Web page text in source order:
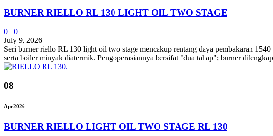
BURNER RIELLO RL 130 LIGHT OIL TWO STAGE
0
0
July 9, 2026
Seri burner riello RL 130 light oil two stage mencakup rentang daya pembakaran
serta boiler minyak diatermik. Pengoperasiannya bersifat "dua tahap"; burner
08
Apr2026
BURNER RIELLO LIGHT OIL TWO STAGE RL 130